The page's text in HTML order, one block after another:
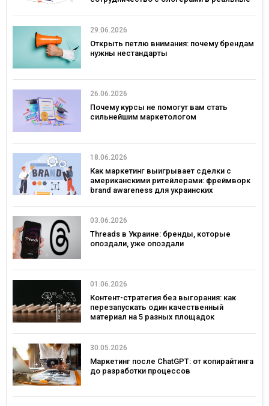
29.06.2026
Открыть петлю внимания: почему брендам
нужны нестандарты
26.06.2026
Почему курсы не помогут вам стать
сильнейшим маркетологом
18.06.2026
Как маркетинг выигрывает сделки с
американскими ритейлерами: фреймворк
brand awareness для украинских
03.06.2026
Threads в Украине: бренды, которые
опоздали, уже опоздали
01.06.2026
Контент-стратегия без выгорания: как
перезапускать один качественный
материал на 5 разных площадок
30.05.2026
Маркетинг после ChatGPT: от копирайтинга
до разработки процессов